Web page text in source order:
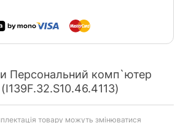
Персональний комп`ютер
товару можуть змінюватися